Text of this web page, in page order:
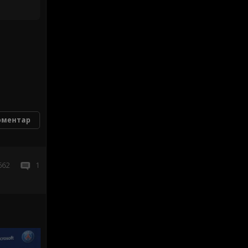
1